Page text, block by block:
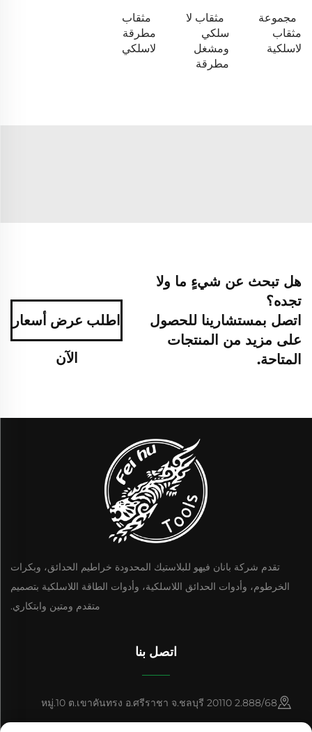
مجموعة
مثقاب
لاسلكية
مثقاب لا
سلكي
ومشغل
مطرقة
مثقاب
مطرقة
لاسلكي
هل تبحث عن شيءٍ ما ولا
تجده؟
اتصل بمستشارينا للحصول
على مزيد من المنتجات
المتاحة.
اطلب عرض أسعار
الآن
تقدم شركة بانان فيهو للبلاستيك المحدودة خراطيم الحدائق، وبكرات
الخرطوم، وأدوات الحدائق اللاسلكية، وأدوات الطاقة اللاسلكية بتصميم
متقدم ومتين وابتكاري.
اتصل بنا
2.888/68 หมู่.10 ต.เขาคันทรง อ.ศรีราชา จ.ชลบุรี 20110